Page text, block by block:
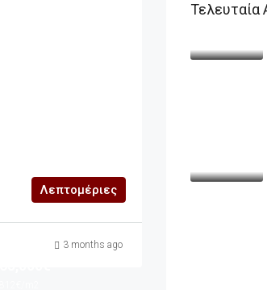
Λεπτομέριες
3 months ago
Τελευταία